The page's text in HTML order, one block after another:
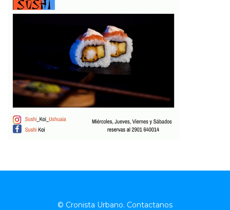
© Cronista Urbano. Contactanos